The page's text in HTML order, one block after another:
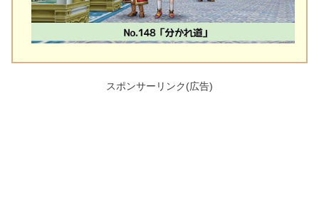
スポンサーリンク(広告)